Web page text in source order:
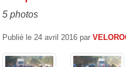
5 photos
Publié le 24 avril 2016 par